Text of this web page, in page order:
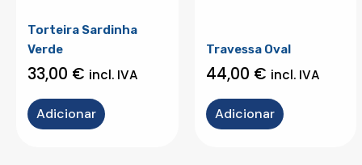
Torteira Sardinha
Verde
33,00 € incl. IVA
Adicionar
Travessa Oval
44,00 € incl. IVA
Adicionar